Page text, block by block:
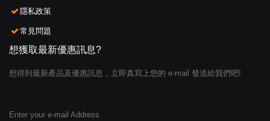
隱私政策
常見問題
想獲取最新優惠訊息?
想得到最新產品及優惠訊息，立即真寫上您的 e-mail 發送給我們吧!
Enter your e-mail Address